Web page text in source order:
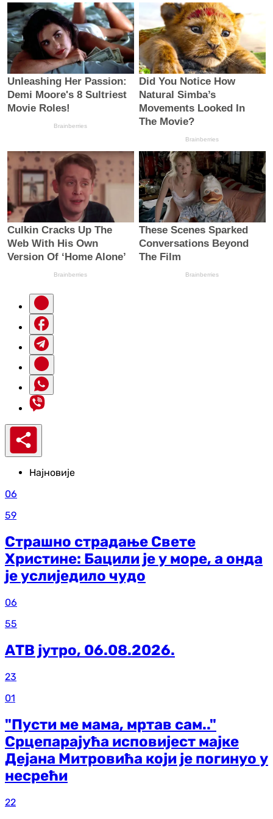
Најновије
06
59
Страшно страдање Свете
Христине: Бацили је у море, а онда
је услиједило чудо
06
55
АТВ јутро, 06.08.2026.
23
01
"Пусти ме мама, мртав сам.."
Срцепарајућа исповијест мајке
Дејана Митровића који је погинуо у
несрећи
22